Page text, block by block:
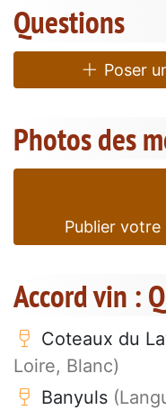
Questions
Poser
Photos des
Publier
Accord vin :
Coteaux du
Loire, Blanc)
Banyuls